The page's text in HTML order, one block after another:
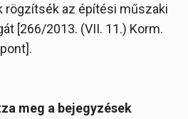
rögzítsék az építési műszaki
[266/2013. (VII. 11.) Korm.
meg a bejegyzések